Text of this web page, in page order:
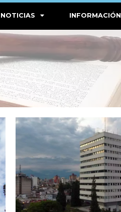
NOTICIAS INFORMACIÓN